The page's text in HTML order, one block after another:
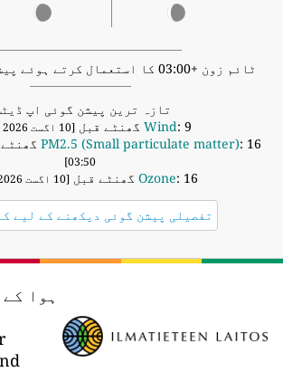
ٹائم زون +03:00 کا استعمال کرتے ہوئے پیشین گوئی کی گئی
تازہ ترین پیشن گوئی اپ
Wind : 9 گھنٹے قبل [10 اگست 2026 10:42]
PM2.5 (Small particulate matter) : 16 گھنٹے قبل
03:50]
Ozone : 16 گھنٹے قبل
تفصیلی پیشن گوئی دیکھنے کے لیے
ہوا